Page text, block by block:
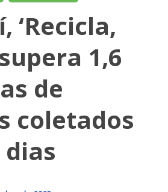
‘Recicla,
1,6
de
coletados